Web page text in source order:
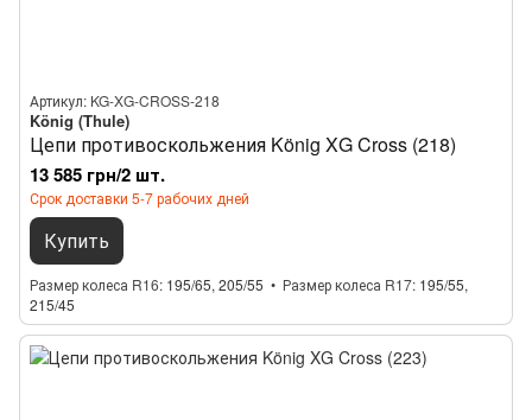
Артикул: KG-XG-CROSS-218
König (Thule)
Цепи противоскольжения König XG Cross (218)
13 585 грн/2 шт.
Срок доставки 5-7 рабочих дней
Купить
Размер колеса R16 195/65, 205/55 Размер колеса R17 195/55,
215/45